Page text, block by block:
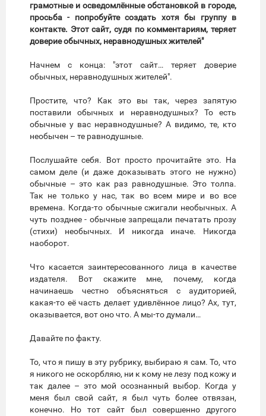
грамотные и осведомлённые обстановкой в городе,
просьба - попробуйте создать хотя бы группу в
контакте. Этот сайт, судя по комментариям, теряет
доверие обычных, неравнодушных жителей"
Начнем с конца: "этот сайт… теряет доверие
обычных, неравнодушных жителей".
Простите, что? Как это вы так, через запятую
поставили обычных и неравнодушных? То есть
обычные у вас неравнодушные? А видимо, те, кто
необычен – те равнодушные.
Послушайте себя. Вот просто прочитайте это. На
самом деле (и даже доказывать этого не нужно)
обычные – это как раз равнодушные. Это толпа.
Так не только у нас, так во всем мире и во все
времена. Когда-то обычные сжигали необычных. А
чуть позднее - обычные запрещали печатать прозу
(стихи) необычных. И никогда иначе. Никогда
наоборот.
Что касается заинтересованного лица в качестве
издателя. Вот скажите мне, почему, когда
начинаешь честно объясняться с аудиторией,
какая-то её часть делает удивлённое лицо? Ах, тут,
оказывается, вот оно что. А мы-то думали…
Давайте по факту.
То, что я пишу в эту рубрику, выбираю я сам. То, что
я никого не оскорбляю, ни к кому не лезу под кожу и
так далее – это мой осознанный выбор. Когда у
меня был свой сайт, я был чуть более отвязан,
конечно. Но тот сайт был совершенно другого